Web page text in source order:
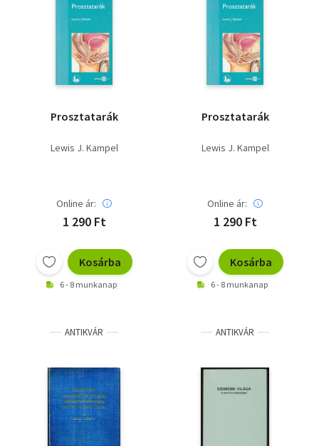
Prosztatarák
Lewis J. Kampel
Online ár:
1 290 Ft
Kosárba
6 - 8 munkanap
Prosztatarák
Lewis J. Kampel
Online ár:
1 290 Ft
Kosárba
6 - 8 munkanap
ANTIKVÁR ANTIKVÁR